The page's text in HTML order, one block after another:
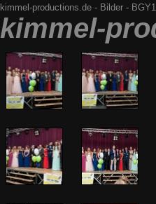
kimmel-productions.de - Bilder -
kimmel-